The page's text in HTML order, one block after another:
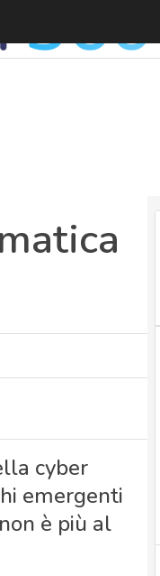
cyber
emergenti
è più al